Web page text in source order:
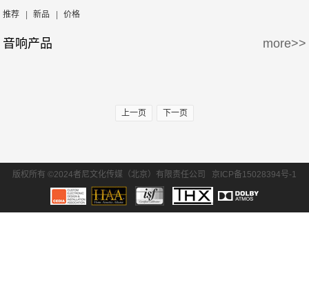
周边产品
5万-15万
30万-50万
Wisdom
waterfall/飞瀑
推荐 | 新品 | 价格
音响产品 more>>
上一页 下一页
版权所有 ©2024者尼文化传媒（北京）有限责任公司 京ICP备15028394号-1